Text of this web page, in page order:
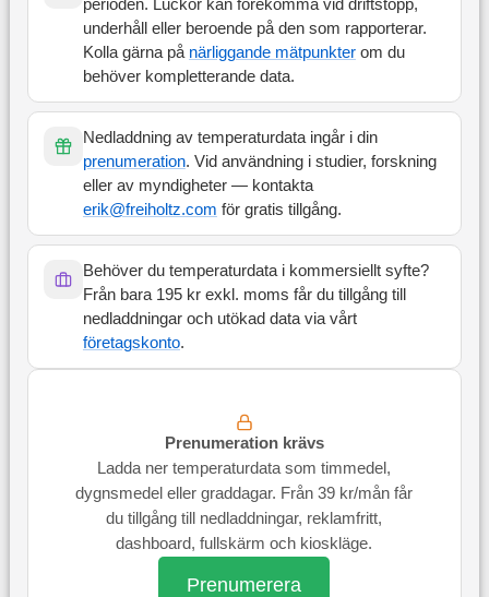
perioden. Luckor kan förekomma vid driftstopp,
underhåll eller beroende på den som rapporterar.
Kolla gärna på närliggande mätpunkterom du
behöver kompletterande data.
Nedladdning av temperaturdata ingår i din
prenumeration. Vid användning i studier, forskning
eller av myndigheter — kontakta
erik@freiholtz.com för gratis tillgång.
Behöver du temperaturdata i kommersiellt syfte?
Från bara 195 kr exkl. moms får du tillgång till
nedladdningar och utökad data via vårt
företagskonto.
Prenumeration krävs
Ladda ner temperaturdata som timmedel,
dygnsmedel eller graddagar. Från 39 kr/mån får
du tillgång till nedladdningar, reklamfritt,
dashboard, fullskärm och kioskläge.
Prenumerera